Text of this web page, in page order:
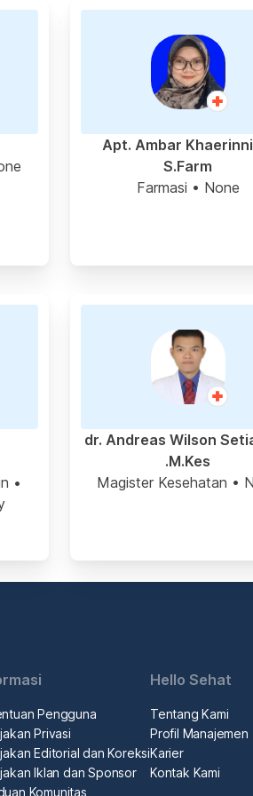
Apt. Ambar
S.Farm
Farmasi • None
dr. Andreas Wilson
M.Kes.
Magister Kesehatan •
•
Pengguna
Privasi
Editorial dan Koreksi
Iklan dan Sponsor
Komunitas
Hello Sehat
Tentang Kami
Profil Manajemen
Karier
Kontak Kami